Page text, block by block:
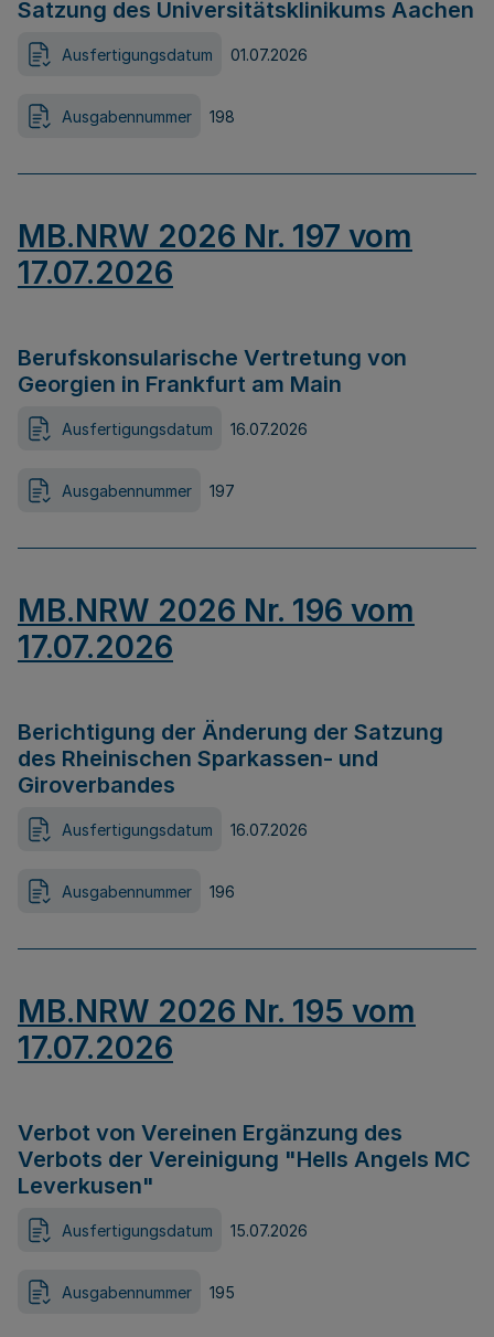
Satzung des Universitätsklinikums Aachen
Ausfertigungsdatum 01.07.2026
Ausgabennummer 198
MB.NRW 2026 Nr. 197 vom
17.07.2026
Berufskonsularische Vertretung von
Georgien in Frankfurt am Main
Ausfertigungsdatum 16.07.2026
Ausgabennummer 197
MB.NRW 2026 Nr. 196 vom
17.07.2026
Berichtigung der Änderung der Satzung
des Rheinischen Sparkassen- und
Giroverbandes
Ausfertigungsdatum 16.07.2026
Ausgabennummer 196
MB.NRW 2026 Nr. 195 vom
17.07.2026
Verbot von Vereinen Ergänzung des
Verbots der Vereinigung "Hells Angels MC
Leverkusen"
Ausfertigungsdatum 15.07.2026
Ausgabennummer 195